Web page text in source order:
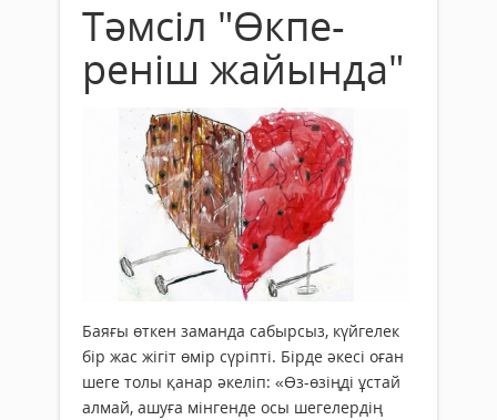
Тәмсіл "Өкпе-
реніш жайында"
Баяғы өткен заманда сабырсыз, күйгелек
бір жас жігіт өмір сүріпті. Бірде әкесі оған
шеге толы қанар әкеліп: «Өз-өзіңді ұстай
алмай, ашуға мінгенде осы шегелердің